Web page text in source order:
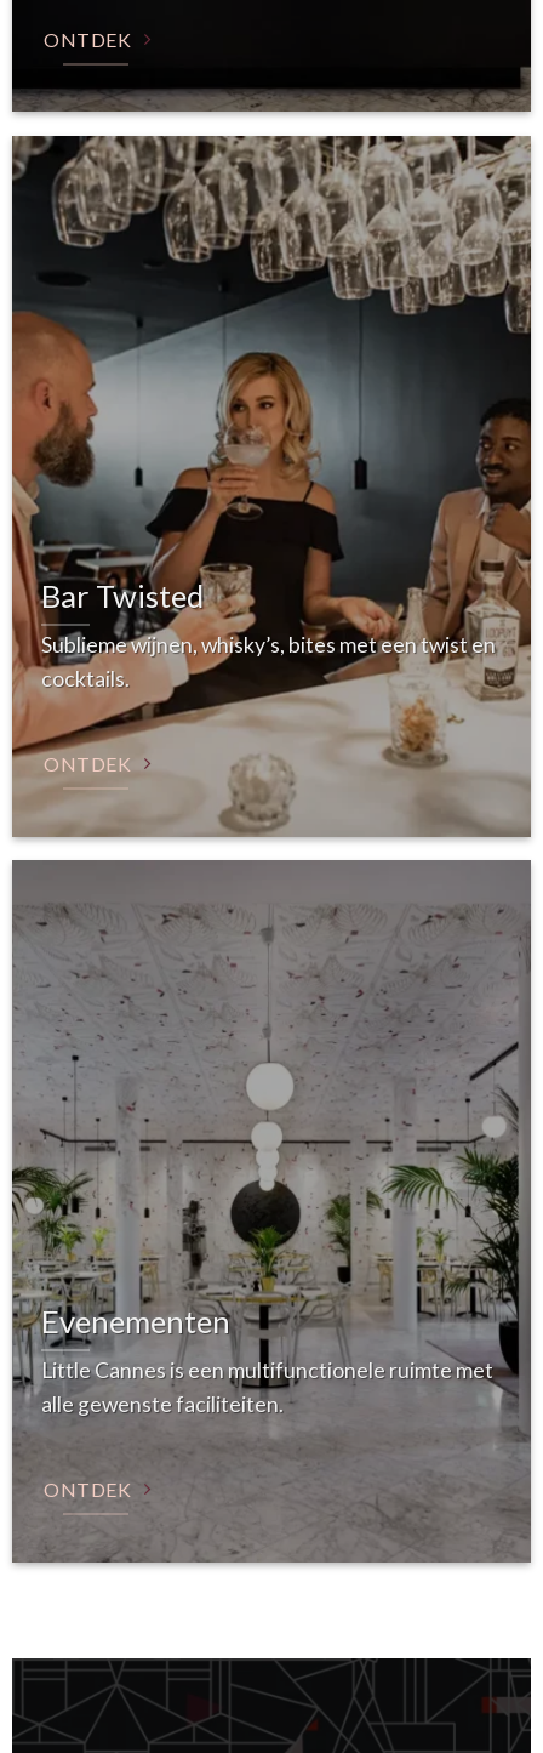
ONTDEK
Bar Twisted
Sublieme wijnen, whisky’s, bites met een twist en
cocktails.
ONTDEK
Evenementen
Little Cannes is een multifunctionele ruimte met
alle gewenste faciliteiten.
ONTDEK